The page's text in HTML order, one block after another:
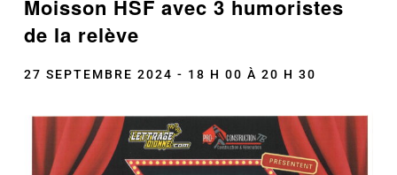
Moisson HSF avec 3 humoristes
de la relève
27 SEPTEMBRE 2024 - 18 H 00 À 20 H 30